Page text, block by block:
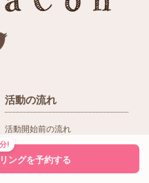
活動の流れ
活動開始前の流れ
入会後の活動の流れ
!
ングを予約する